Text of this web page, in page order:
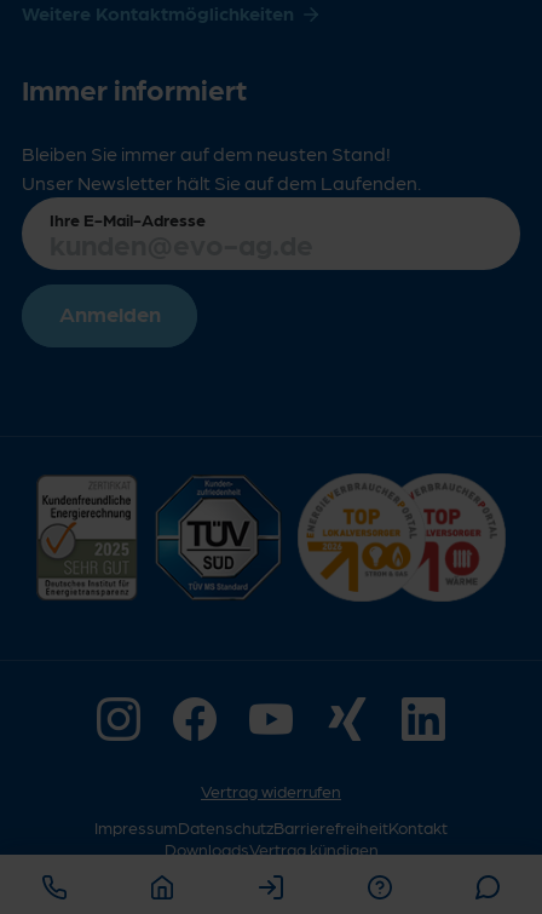
Weitere Kontaktmöglichkeiten
Immer informiert
Bleiben Sie immer auf dem neusten Stand!
Unser Newsletter hält Sie auf dem Laufenden.
Ihre E-Mail-Adresse
Anmelden
Vertrag widerrufen
ImpressumDatenschutzBarrierefreiheitKontakt
DownloadsVertrag kündigen